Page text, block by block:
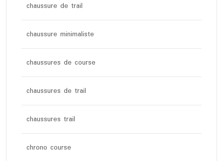
chaussure de trail
chaussure minimaliste
chaussures de course
chaussures de trail
chaussures trail
chrono course